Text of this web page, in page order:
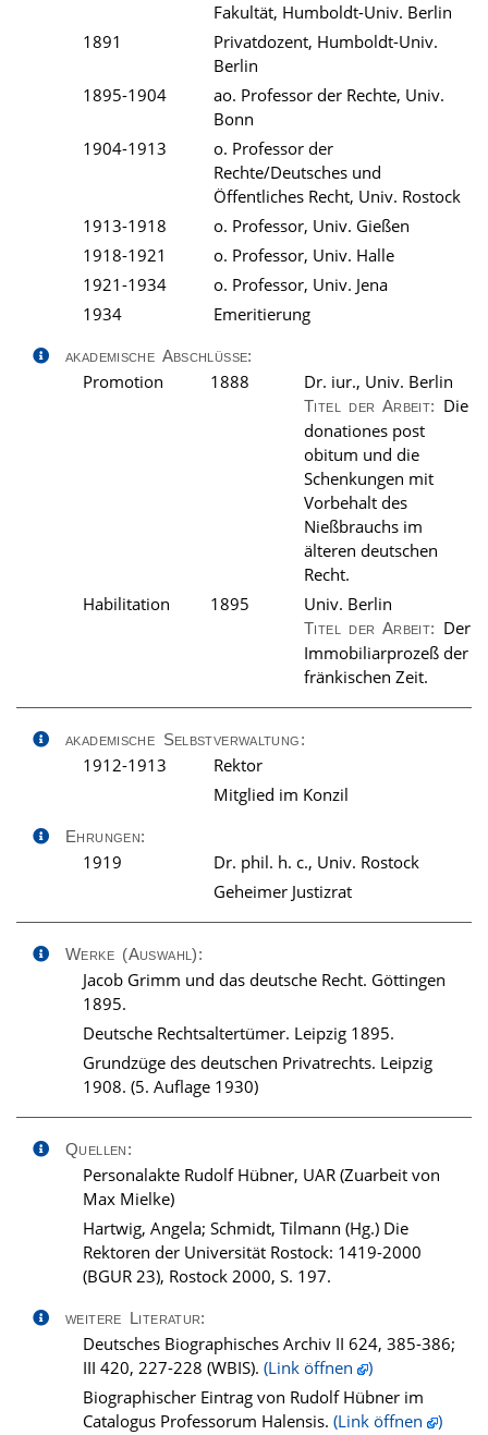
Fakultät, Humboldt-Univ. Berlin
1891
Privatdozent, Humboldt-Univ.
Berlin
1895-1904
ao. Professor der Rechte, Univ.
Bonn
1904-1913
o. Professor der
Rechte/Deutsches und
Öffentliches Recht, Univ. Rostock
1913-1918
o. Professor, Univ. Gießen
1918-1921
o. Professor, Univ. Halle
1921-1934
o. Professor, Univ. Jena
1934
Emeritierung
akademische Abschlüsse:
Promotion 1888 Dr. iur., Univ. Berlin
Titel der Arbeit: Die
donationes post
obitum und die
Schenkungen mit
Vorbehalt des
Nießbrauchs im
älteren deutschen
Recht.
Habilitation
1895 Univ. Berlin
Titel der Arbeit: Der
Immobiliarprozeß der
fränkischen Zeit.
akademische Selbstverwaltung:
1912-1913
Rektor
Mitglied im Konzil
Ehrungen:
1919
Dr. phil. h. c., Univ. Rostock
Geheimer Justizrat
Werke (Auswahl):
Jacob Grimm und das deutsche Recht. Göttingen
1895.
Deutsche Rechtsaltertümer. Leipzig 1895.
Grundzüge des deutschen Privatrechts. Leipzig
1908. (5. Auflage 1930)
Quellen:
Personalakte Rudolf Hübner, UAR (Zuarbeit von
Max Mielke)
Hartwig, Angela; Schmidt, Tilmann (Hg.) Die
Rektoren der Universität Rostock: 1419-2000
(BGUR 23), Rostock 2000, S. 197.
weitere Literatur:
Deutsches Biographisches Archiv II 624, 385-386;
III 420, 227-228 (WBIS). (Link öffnen
)
Biographischer Eintrag von Rudolf Hübner im
Catalogus Professorum Halensis. (Link öffnen )